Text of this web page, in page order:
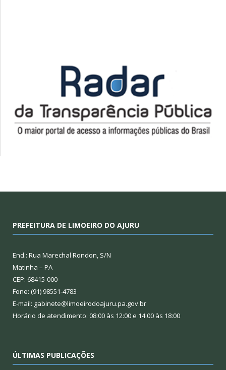
PREFEITURA DE LIMOEIRO DO AJURU
End.: Rua Marechal Rondon, S/N
Matinha – PA
CEP: 68415-000
Fone: (91) 98551-4783
E-mail: gabinete@limoeirodoajuru.pa.gov.br
Horário de atendimento: 08:00 às 12:00 e 14:00 às 18:00
ÚLTIMAS PUBLICAÇÕES